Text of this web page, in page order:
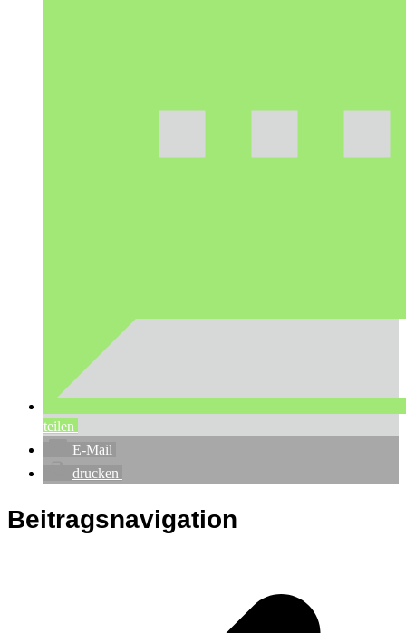
teilen
E-Mail
drucken
Beitragsnavigation